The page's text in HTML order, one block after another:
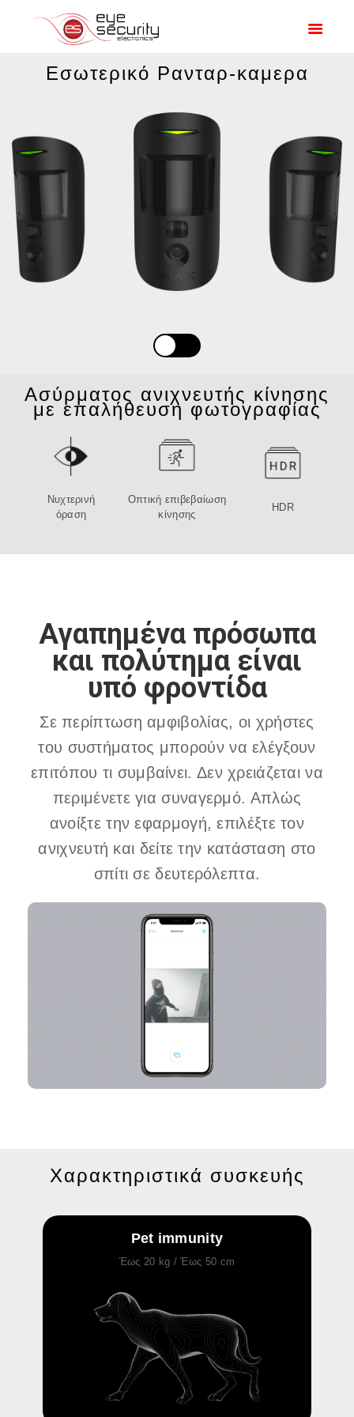
ΑΡΧΙΚΗ
ΠΡΟΣΦΟΡΕΣ
ΠΡΟΪΟΝΤΑ
ΟΙ ΔΟΥΛΕΙΈΣ ΜΑΣ
Εσωτερικό Ρανταρ-καμερα
Ασύρματος ανιχνευτής κίνησης
με επαλήθευση φωτογραφίας
Νυχτερινή
όραση
Οπτική επιβεβαίωση
κίνησης
HDR
Αγαπημένα πρόσωπα
και πολύτημα είναι
υπό φροντίδα
Σε περίπτωση αμφιβολίας, οι χρήστες
του συστήματος μπορούν να ελέγξουν
επιτόπου τι συμβαίνει. Δεν χρειάζεται να
περιμένετε για συναγερμό. Απλώς
ανοίξτε την εφαρμογή, επιλέξτε τον
ανιχνευτή και δείτε την κατάσταση στο
σπίτι σε δευτερόλεπτα.
Χαρακτηριστικά συσκευής
Pet immunity
Έως 20 kg / Έως 50 cm